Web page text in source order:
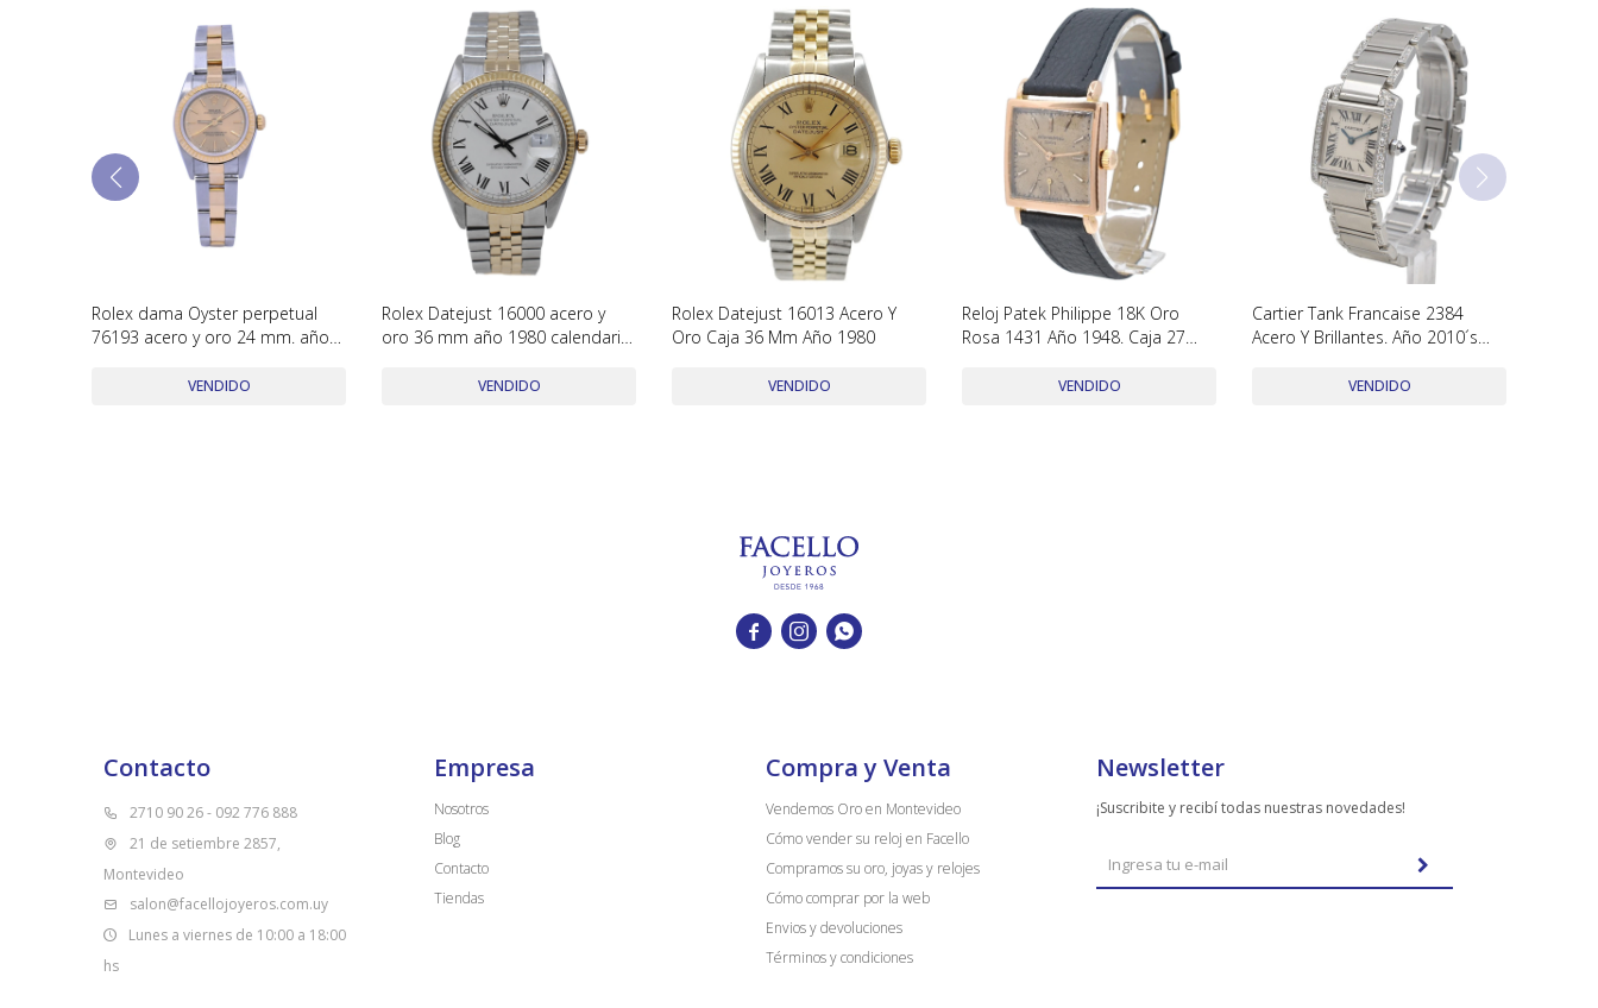
Rolex dama Oyster perpetual
76193 acero y oro 24 mm. año
VENDIDO
Rolex Datejust 16000 acero y
oro 36 mm año 1980 calendario
VENDIDO
Rolex Datejust 16013 Acero Y
Oro Caja 36 Mm Año 1980
VENDIDO
Reloj Patek Philippe 18K Oro
Rosa 1431 Año 1948. Caja 27
VENDIDO
Cartier Tank Francaise 2384
Acero Y Brillantes. Año 2010´s
VENDIDO
  
Contacto
2710 90 26 - 092 776 888
21 de setiembre 2857,
Montevideo
salon@facellojoyeros.com.uy
Lunes a viernes de 10:00 a 18:00
hs
Empresa
Nosotros
Blog
Contacto
Tiendas
Compra y Venta
Vendemos Oro en Montevideo
Cómo vender su reloj en Facello
Compramos su oro, joyas y relojes
Cómo comprar por la web
Envios y devoluciones
Términos y condiciones
Newsletter
¡Suscribite y recibí todas nuestras novedades!